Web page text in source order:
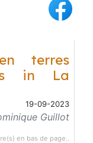
terres
in La
19-09-2023
Guillot
en bas de page..